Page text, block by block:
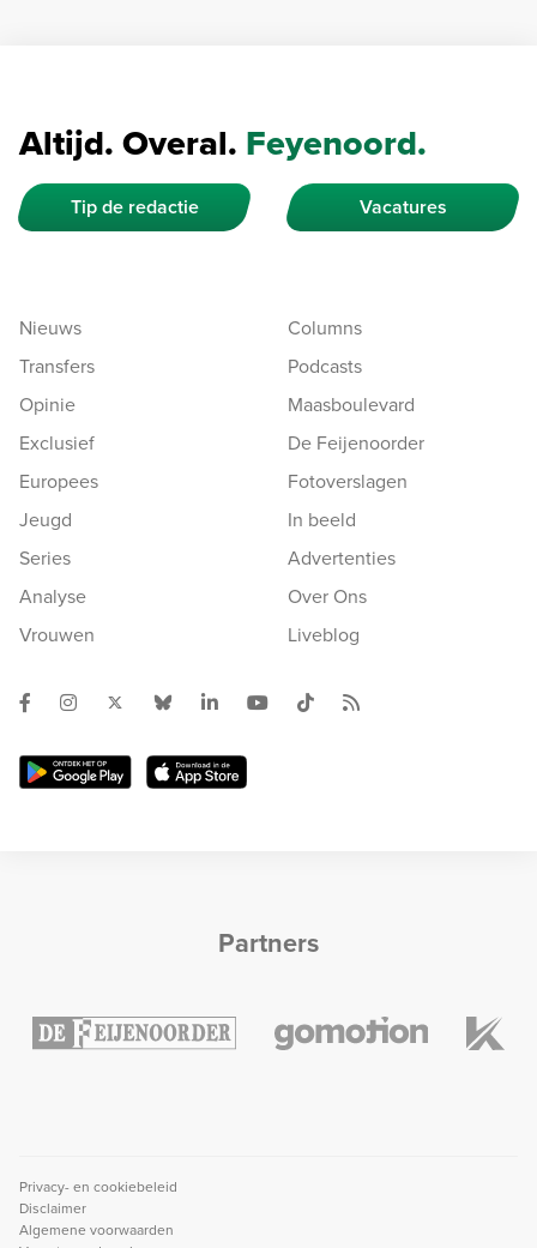
Altijd. Overal. Feyenoord.
Tip de redactie Vacatures
Nieuws
Transfers
Opinie
Exclusief
Europees
Jeugd
Series
Analyse
Vrouwen
Columns
Podcasts
Maasboulevard
De Feijenoorder
Fotoverslagen
In beeld
Advertenties
Over Ons
Liveblog
Partners
Privacy- en cookiebeleid
Disclaimer
Algemene voorwaarden